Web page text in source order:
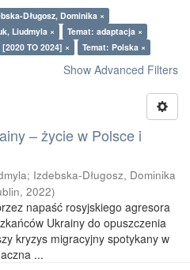
Długosz, Dominika ×
Liudmyla ×
Temat: adaptacja ×
TO 2024] × Temat: Polska ×
Show Advanced Filters
– życie w Polsce i
; Izdebska-Długosz, Dominika
, 2022)
napaść rosyjskiego agresora
Ukrainy do opuszczenia
kryzys migracyjny spotykany w
...